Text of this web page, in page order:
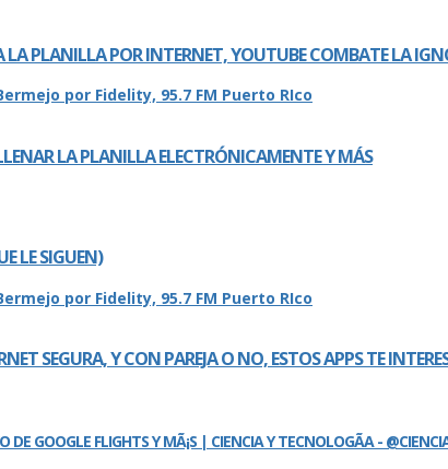
LA PLANILLA POR INTERNET, YOUTUBE COMBATE LA
LA PLANILLA ELECTRÓNICAMENTE Y MÁS
LE SIGUEN)
SEGURA, Y CON PAREJA O NO, ESTOS APPS TE
GOOGLE FLIGHTS Y MÃ¡S | CIENCIA Y TECNOLOGÃ­A -